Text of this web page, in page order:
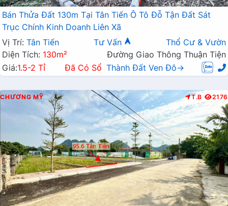
Bán Thửa Đất 130m Tại Tân Tiến Ô Tô Đỗ Tận Đất Sát
Trục Chính Kinh Doanh Liên Xã
Vị Trí: Tân Tiến Tư Vấn
Thổ Cư & Vườn
Diện Tích: 130m²
Đường Giao Thông Thuận Tiện
Giá:1.5-2 Tỉ Đã Có Sổ Thành Đất Ven Đô→
CHƯƠNG MỸ T.B 2176